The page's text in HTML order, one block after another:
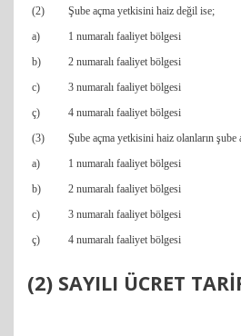
(2)
Şube açma yetkisini haiz değil ise;
a)
1 numaralı faaliyet bölgesi
b)
2 numaralı faaliyet bölgesi
c)
3 numaralı faaliyet bölgesi
ç)
4 numaralı faaliyet bölgesi
(3)
Şube açma yetkisini haiz olanların
a)
1 numaralı faaliyet bölgesi
b)
2 numaralı faaliyet bölgesi
c)
3 numaralı faaliyet bölgesi
ç)
4 numaralı faaliyet bölgesi
(2) SAYILI ÜCRET